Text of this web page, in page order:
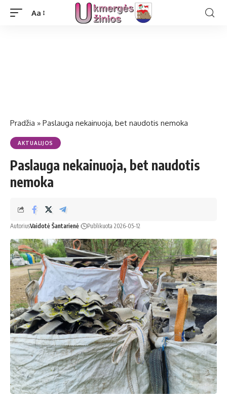
Aa
Pradžia » Paslauga nekainuoja, bet naudotis nemoka
AKTUALIJOS
Paslauga nekainuoja, bet naudotis
nemoka
AutoriusVaidotė Šantarienė Publikuota 2026-05-12